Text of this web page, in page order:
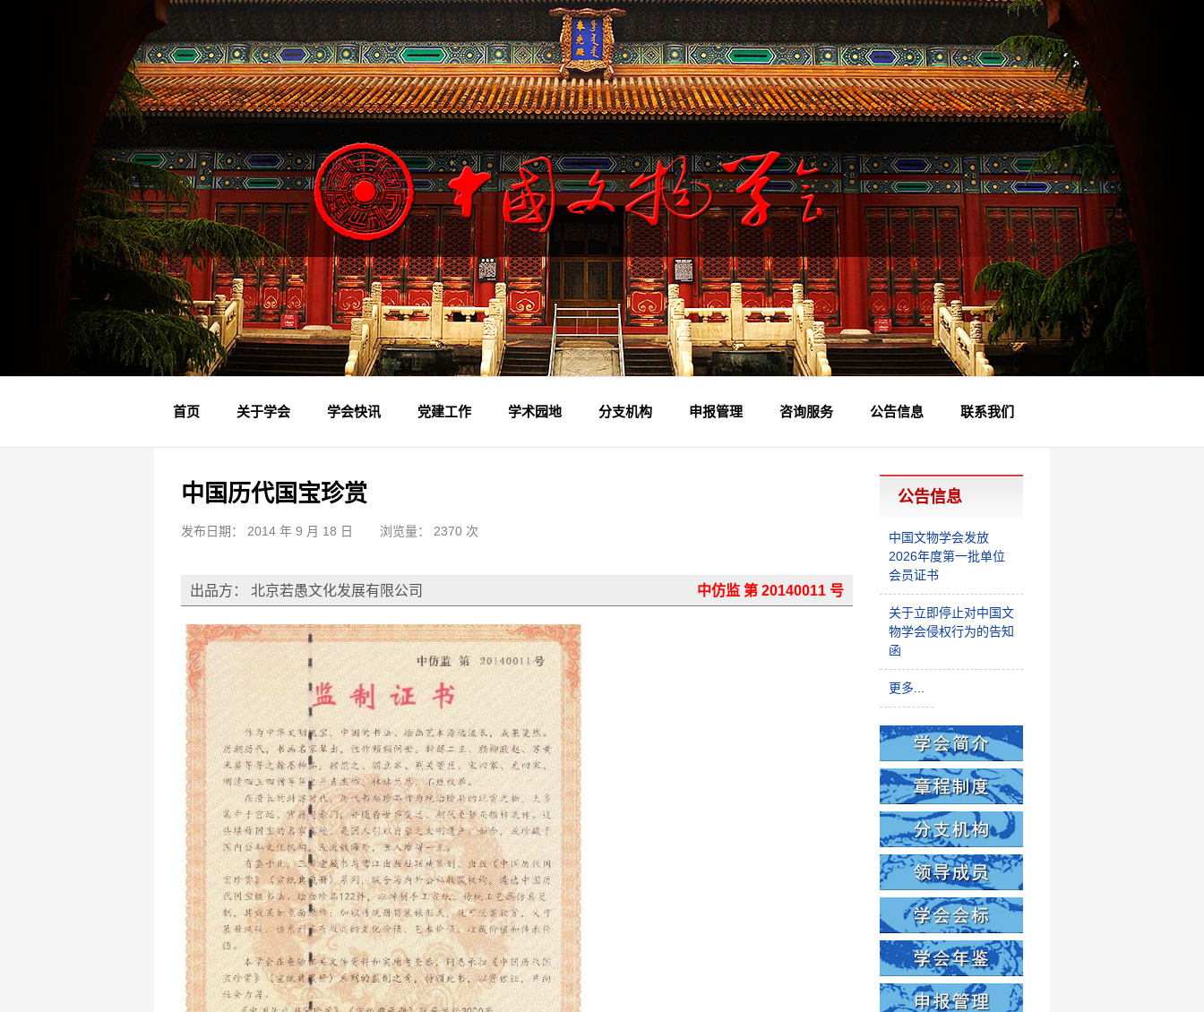
首页 关于学会
学会简介
章程制度
领导成员
理事名单
专家委员会
学术专家
学会会标
学会年鉴
学会快讯
学会动态
文物要闻
党建工作 学术园地
学术活动
专家论坛
科研成果
理论视野
分支机构 申报管理
入会申请
论坛备案
财务管理
咨询服务
会员查询
法律咨询
监制查询
公告信息 联系我们
中国历代国宝珍赏
发布日期： 2014 年 9 月 18 日 浏览量： 2370 次
中仿监 第 20140011 号
出品方： 北京若愚文化发展有限公司
公告信息
中国文物学会发放
2026年度第一批单位
会员证书
关于立即停止对中国文
物学会侵权行为的告知
函
更多...